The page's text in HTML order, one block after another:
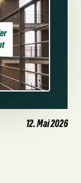
12. Mai 2026